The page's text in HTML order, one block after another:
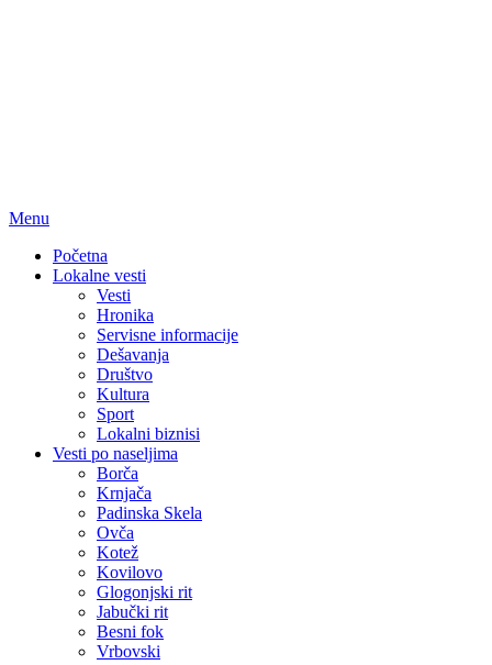
Menu
Početna
Lokalne vesti
Vesti
Hronika
Servisne informacije
Dešavanja
Društvo
Kultura
Sport
Lokalni biznisi
Vesti po naseljima
Borča
Krnjača
Padinska Skela
Ovča
Kotež
Kovilovo
Glogonjski rit
Jabučki rit
Besni fok
Vrbovski